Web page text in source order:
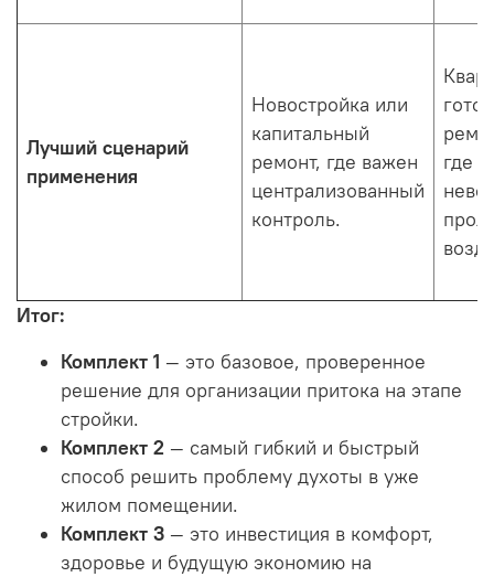
Лучший сценарий
применения
Новостройка или
капитальный
ремонт, где важен
централизованный
контроль.
где
Итог:
Комплект 1 — это базовое, проверенное
решение для организации притока на этапе
стройки.
Комплект 2 — самый гибкий и быстрый
способ решить проблему духоты в уже
жилом помещении.
Комплект 3 — это инвестиция в комфорт,
здоровье и будущую экономию на